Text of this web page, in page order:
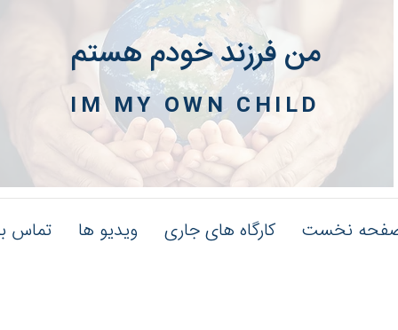
من فرزند خودم هستم
IM MY OWN CHILD
تماس ویدیو ها کارگاه های جاری نخست